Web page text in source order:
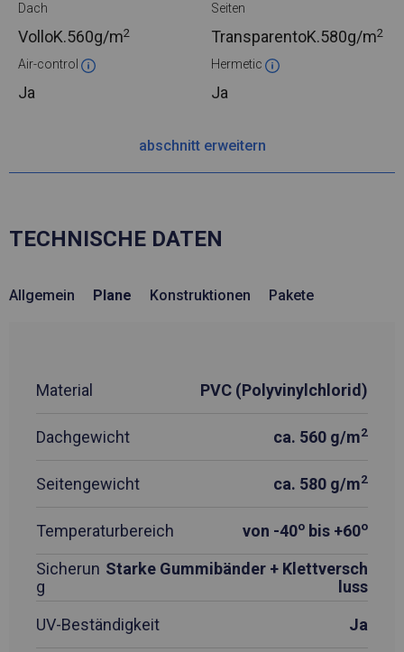
Dach
VolloK.560g/m2
Seiten
TransparentoK.580g/m2
Air-control
Ja
Hermetic
Ja
abschnitt erweitern
TECHNISCHE DATEN
Allgemein Plane Konstruktionen Pakete
Material PVC (Polyvinylchlorid)
Dachgewicht ca. 560 g/m2
Seitengewicht ca. 580 g/m2
Temperaturbereich von -40o bis +60o
Sicherun
g
Starke Gummibänder + Klettversch
luss
UV-Beständigkeit
Ja